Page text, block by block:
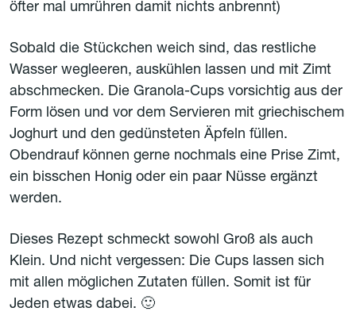
öfter mal umrühren damit nichts anbrennt)
Sobald die Stückchen weich sind, das restliche
Wasser wegleeren, auskühlen lassen und mit Zimt
abschmecken. Die Granola-Cups vorsichtig aus der
Form lösen und vor dem Servieren mit griechischem
Joghurt und den gedünsteten Äpfeln füllen.
Obendrauf können gerne nochmals eine Prise Zimt,
ein bisschen Honig oder ein paar Nüsse ergänzt
werden.
Dieses Rezept schmeckt sowohl Groß als auch
Klein. Und nicht vergessen: Die Cups lassen sich
mit allen möglichen Zutaten füllen. Somit ist für
Jeden etwas dabei. 🙂